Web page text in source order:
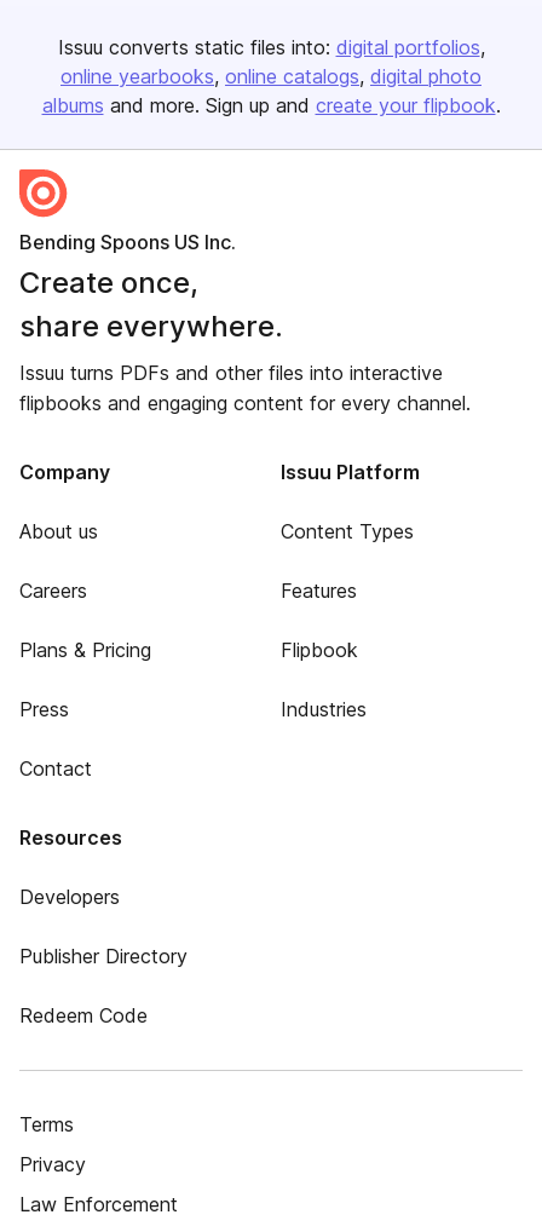
Issuu converts static files into: digital portfolios
online yearbooks online catalogs digital photo
albums and more. Sign up and create your flipbook.
Bending Spoons US Inc.
Create once,
share everywhere.
Issuu turns PDFs and other files into interactive
flipbooks and engaging content for every channel.
Company
About us
Careers
Plans & Pricing
Press
Contact
Issuu Platform
Content Types
Features
Flipbook
Industries
Resources
Developers
Publisher Directory
Redeem Code
Terms
Privacy
Law Enforcement